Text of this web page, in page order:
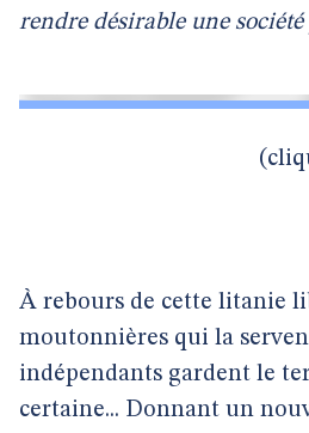
rendre désirable une
À rebours de cette litanie
moutonnières qui la
indépendants gardent le
certaine... Donnant un